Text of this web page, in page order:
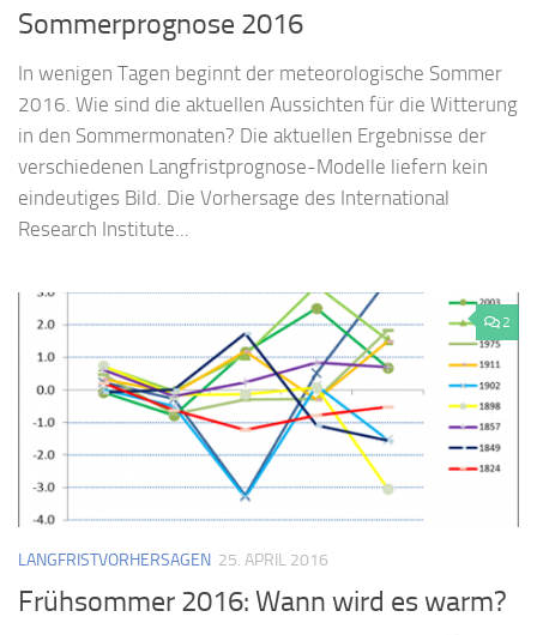
Sommerprognose 2016
In wenigen Tagen beginnt der meteorologische Sommer
2016. Wie sind die aktuellen Aussichten für die Witterung
in den Sommermonaten? Die aktuellen Ergebnisse der
verschiedenen Langfristprognose-Modelle liefern kein
eindeutiges Bild. Die Vorhersage des International
Research Institute...
2
LANGFRISTVORHERSAGEN 25. APRIL 2016
Frühsommer 2016: Wann wird es warm?